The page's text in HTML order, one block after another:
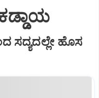
ಸದ್ಯದಲ್ಲೇ ಹೊಸ